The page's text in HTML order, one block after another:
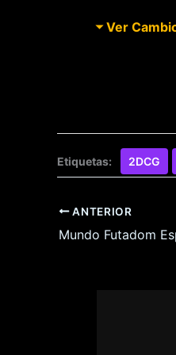
Ver
Etiquetas: 2DCG
ANTERIOR